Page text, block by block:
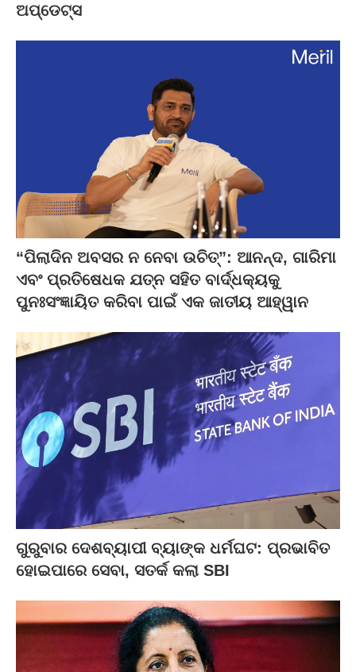
ଅପ୍‌ଡେଟ୍ସ
“ପିଲାଦିନ ଅବସର ନ ନେବା ଉଚିତ୍”: ଆନନ୍ଦ, ଗାରିମା
ଏବଂ ପ୍ରତିଷେଧକ ଯତ୍ନ ସହିତ ବାର୍ଦ୍ଧକ୍ୟକୁ
ପୁନଃସଂଜ୍ଞାୟିତ କରିବା ପାଇଁ ଏକ ଜାତୀୟ ଆହ୍ୱାନ
ଗୁରୁବାର ଦେଶବ୍ୟାପୀ ବ୍ୟାଙ୍କ ଧର୍ମଘଟ: ପ୍ରଭାବିତ
ହୋଇପାରେ ସେବା, ସତର୍କ କଲା SBI